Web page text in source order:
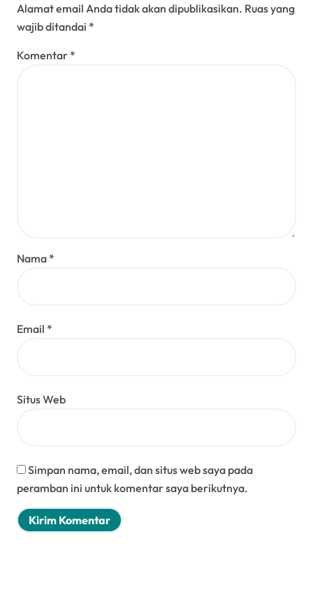
Alamat email Anda tidak akan dipublikasikan. Ruas yang
wajib ditandai *
Komentar *
Nama *
Email *
Situs Web
Simpan nama, email, dan situs web saya pada
peramban ini untuk komentar saya berikutnya.